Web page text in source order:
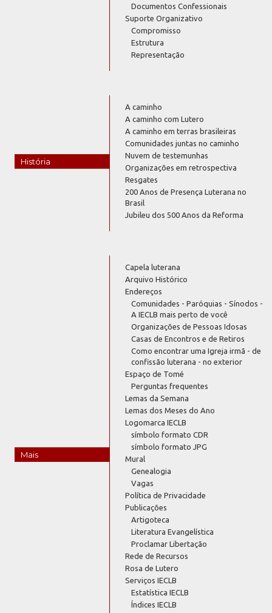
Documentos Confessionais
Suporte Organizativo
Compromisso
Estrutura
Representação
História
A caminho
A caminho com Lutero
A caminho em terras brasileiras
Comunidades juntas no caminho
Nuvem de testemunhas
Organizações em retrospectiva
Resgates
200 Anos de Presença Luterana no
Brasil
Jubileu dos 500 Anos da Reforma
Mais
Capela luterana
Arquivo Histórico
Endereços
Comunidades - Paróquias - Sínodos -
A IECLB mais perto de você
Organizações de Pessoas Idosas
Casas de Encontros e de Retiros
Como encontrar uma Igreja irmã - de
confissão luterana - no exterior
Espaço de Tomé
Perguntas frequentes
Lemas da Semana
Lemas dos Meses do Ano
Logomarca IECLB
símbolo formato CDR
símbolo formato JPG
Mural
Genealogia
Vagas
Política de Privacidade
Publicações
Artigoteca
Literatura Evangelística
Proclamar Libertação
Rede de Recursos
Rosa de Lutero
Serviços IECLB
Estatística IECLB
Índices IECLB